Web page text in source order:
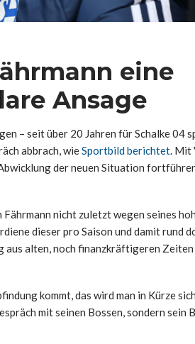
eine
Ansage
– seit über 20 Jahren für Schalke 04
abbrach, wieSportbild berichtet. Mit
der neuen Situation
nicht zuletzt wegen seines
dieser pro Saison und damit rund
alten, noch finanzkräftigeren Zeiten
kommt, das wird man in Kürze
mit seinen Bossen, sondern sein